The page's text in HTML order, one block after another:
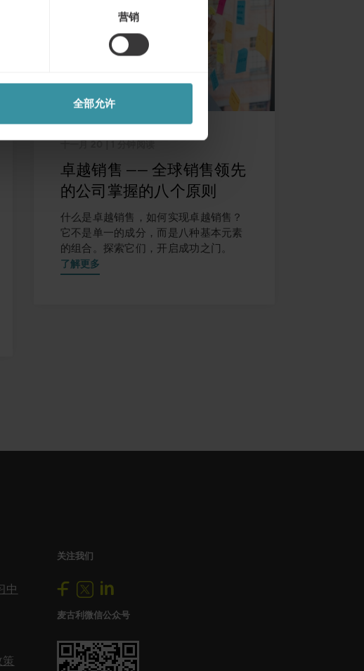
营销
全部允许
卓越销售 —— 全球销售领先
的公司掌握的八个原则
什么是卓越销售，如何实现卓越销售？
它不是单一的成分，而是八种基本元素
的组合。探索它们，开启成功之门。
了解更多
中
关注我们
麦古利微信公众号